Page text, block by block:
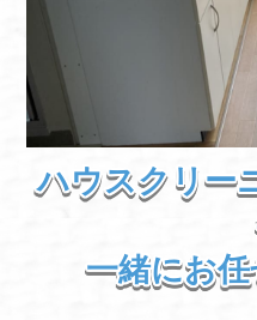
ハウスクリー
一緒にお任